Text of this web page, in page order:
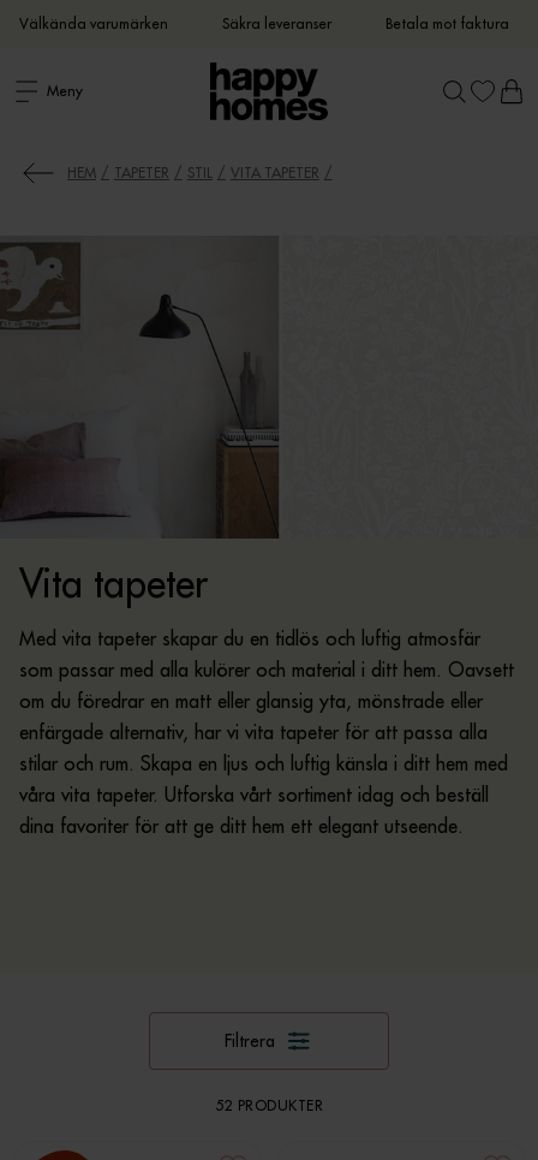
Välkända varumärken Säkra leveranser Betala mot faktura
Meny
HEM TAPETER STIL VITA TAPETER
Vita tapeter
Med vita tapeter skapar du en tidlös och luftig atmosfär
som passar med alla kulörer och material i ditt hem. Oavsett
om du föredrar en matt eller glansig yta, mönstrade eller
enfärgade alternativ, har vi vita tapeter för att passa alla
stilar och rum. Skapa en ljus och luftig känsla i ditt hem med
våra vita tapeter. Utforska vårt sortiment idag och beställ
dina favoriter för att ge ditt hem ett elegant utseende.
Filtrera
52 PRODUKTER